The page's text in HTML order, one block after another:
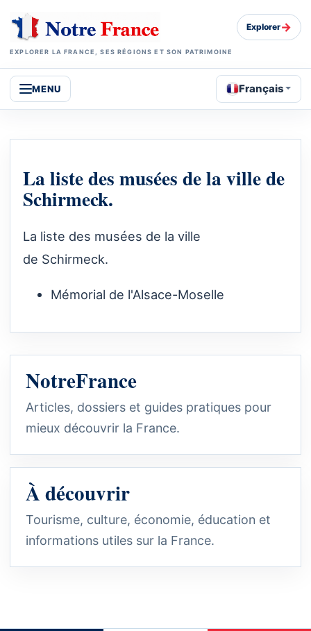
EXPLORER LA FRANCE, SES RÉGIONS ET SON PATRIMOINE
Explorer→
MENU Français
La liste des musées de la ville de
Schirmeck.
La liste des musées de la ville
de Schirmeck.
Mémorial de l'Alsace-Moselle
NotreFrance
Articles, dossiers et guides pratiques pour
mieux découvrir la France.
À découvrir
Tourisme, culture, économie, éducation et
informations utiles sur la France.